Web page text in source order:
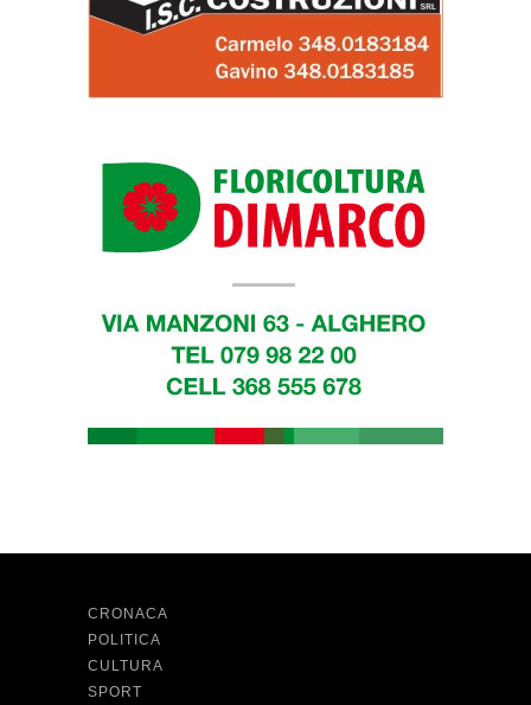
CRONACA
POLITICA
CULTURA
SPORT